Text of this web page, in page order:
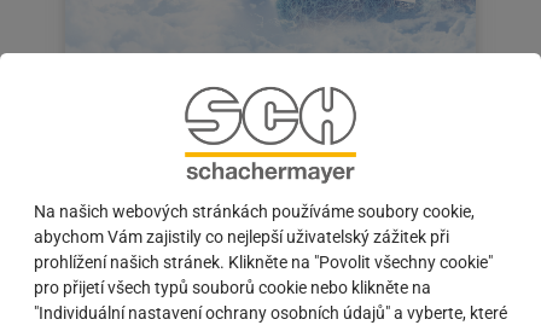
Na našich webových stránkách používáme soubory cookie,
abychom Vám zajistily co nejlepší uživatelský zážitek při
prohlížení našich stránek. Klikněte na "Povolit všechny cookie"
pro přijetí všech typů souborů cookie nebo klikněte na
"Individuální nastavení ochrany osobních údajů" a vyberte, které
Onlineshop-přístup
Stávající zákazníci získají po vyplnění tohoto
formuláře osobní přihlašovací údaje pro přístup k
Onlineshop.